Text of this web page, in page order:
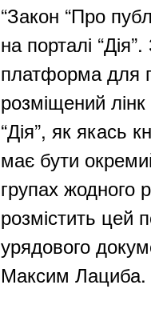
“Закон “Про
на порталі
платформа для
розміщений
“Дія”, як якась
має бути
групах жодного
розмістить цей
урядового
Максим Лациба.